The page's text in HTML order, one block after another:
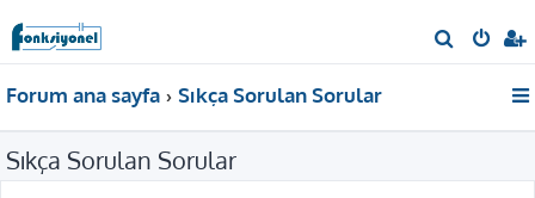
r
Forum ana sayfa Sıkça Sorulan Sorular
Sıkça Sorulan Sorular